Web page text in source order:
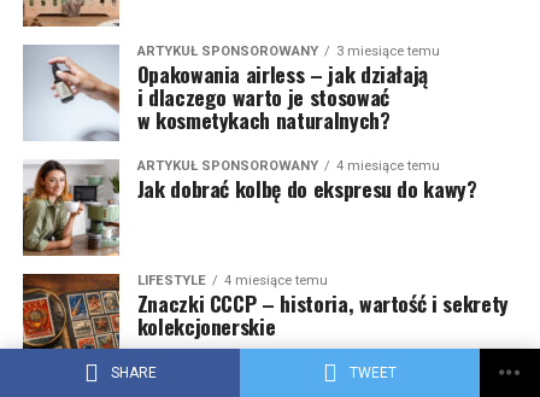
SHARE TWEET
ARTYKUŁ SPONSOROWANY 3 miesiące temu
Opakowania airless – jak działają
i dlaczego warto je stosować
w kosmetykach naturalnych?
ARTYKUŁ SPONSOROWANY 4 miesiące temu
Jak dobrać kolbę do ekspresu do kawy?
LIFESTYLE 4 miesiące temu
Znaczki CCCP – historia, wartość i sekrety
kolekcjonerskie